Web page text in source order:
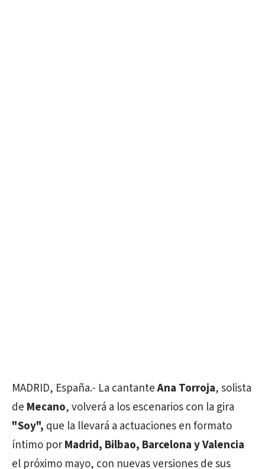
MADRID, España.- La cantanteAna Torroja, solista
de Mecano, volverá a los escenarios con la gira
"Soy", que la llevará a actuaciones en formato
íntimo porMadrid, Bilbao, Barcelona y Valencia
el próximo mayo, con nuevas versiones de sus